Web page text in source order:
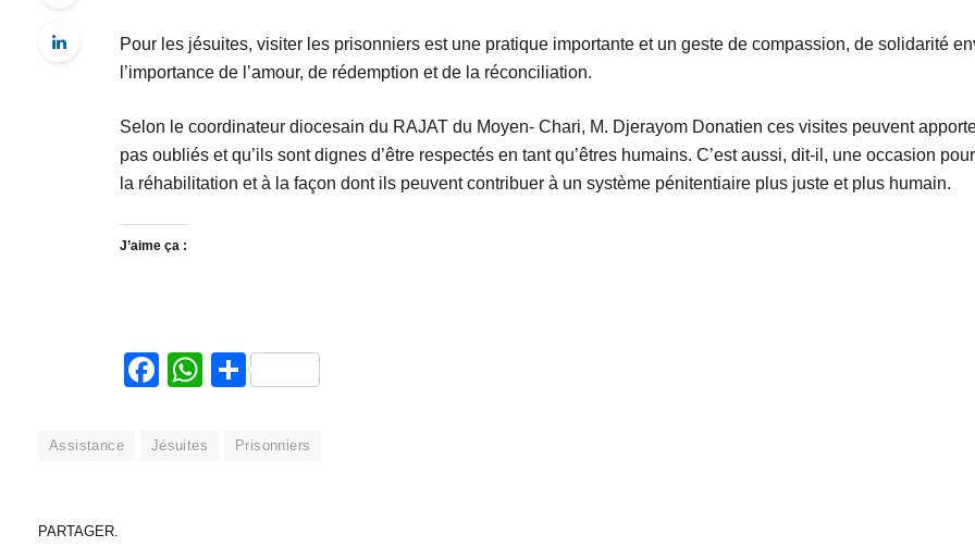
Pour les jésuites, visiter les prisonniers est une pratique importante et un geste de compassion, de solidarité
l’importance de l’amour, de rédemption et de la réconciliation.
Selon le coordinateur diocesain du RAJAT du Moyen- Chari, M. Djerayom Donatien ces visites peuvent
pas oubliés et qu’ils sont dignes d’être respectés en tant qu’êtres humains. C’est aussi, dit-il, une occasion
la réhabilitation et à la façon dont ils peuvent contribuer à un système pénitentiaire plus juste et plus humain.
J’aime ça :
Facebook
WhatsApp
Partager
Assistance Jésuites Prisonniers
PARTAGER.